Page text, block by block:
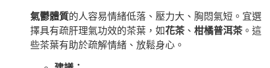
氣鬱體質的人容易情緒低落、壓力大、胸悶氣短。宜選
擇具有疏肝理氣功效的茶葉，如花茶、 柑橘普洱茶。這
些茶葉有助於疏解情緒、放鬆身心。